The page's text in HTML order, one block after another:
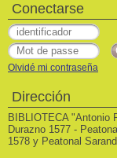
Conectarse
Olvidé mi contraseña
Dirección
BIBLIOTECA "Antonio
Durazno 1577 -
1578 y Peatonal